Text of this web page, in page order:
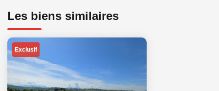
Les biens similaires
Exclusif